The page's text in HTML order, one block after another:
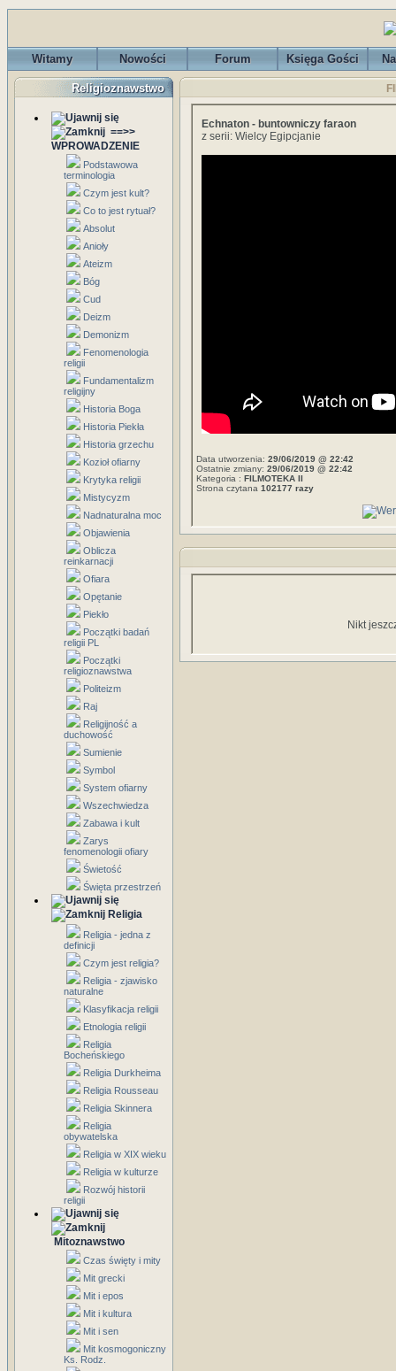
Witamy Nowości Forum Księga Gości
Religioznawstwo
==>>
WPROWADZENIE
Podstawowa
terminologia
Czym jest kult?
Co to jest rytuał?
Absolut
Anioły
Ateizm
Bóg
Cud
Deizm
Demonizm
Fenomenologia
religii
Fundamentalizm
religijny
Historia Boga
Historia Piekła
Historia grzechu
Kozioł ofiarny
Krytyka religii
Mistycyzm
Nadnaturalna moc
Objawienia
Oblicza
reinkarnacji
Ofiara
Opętanie
Piekło
Początki badań
religii PL
Początki
religioznawstwa
Politeizm
Raj
Religijność a
duchowość
Sumienie
Symbol
System ofiarny
Wszechwiedza
Zabawa i kult
Zarys
fenomenologii ofiary
Świetość
Święta przestrzeń
Religia
Religia - jedna z
definicji
Czym jest religia?
Religia - zjawisko
naturalne
Klasyfikacja religii
Etnologia religii
Religia
Bocheńskiego
Religia Durkheima
Religia Rousseau
Religia Skinnera
Religia
obywatelska
Religia w XIX wieku
Religia w kulturze
Rozwój historii
religii
Mitoznawstwo
Czas święty i mity
Mit grecki
Mit i epos
Mit i kultura
Mit i sen
Mit kosmogoniczny
Ks. Rodz.
Echnaton - buntowniczy faraon
z serii: Wielcy Egipcjanie
Data utworzenia: 29/06/2019 @ 22:42
Ostatnie zmiany: 29/06/2019 @ 22:42
Kategoria : FILMOTEKA II
Strona czytana 102177 razy
Nikt